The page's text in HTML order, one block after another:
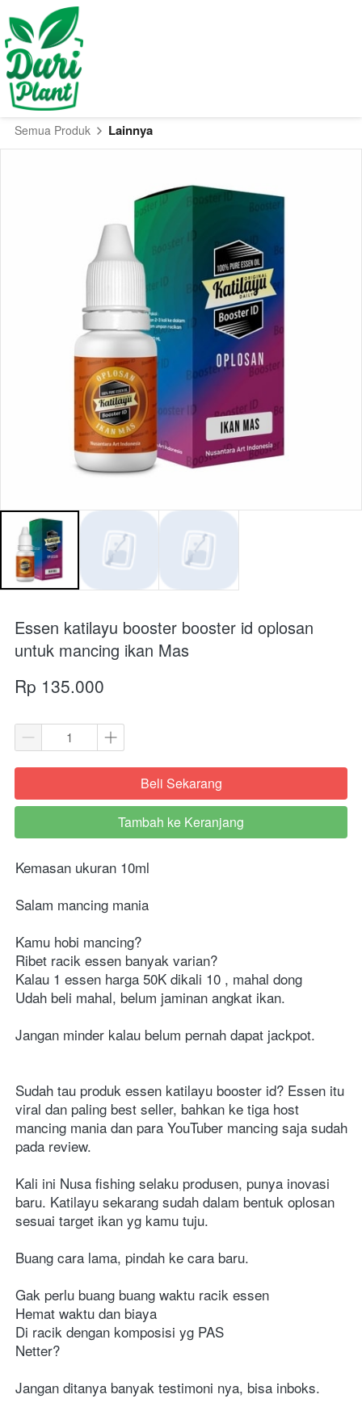
Semua Produk Lainnya
Essen katilayu booster booster id oplosan
untuk mancing ikan Mas
Rp 135.000
`Beli Sekarang
`
Tambah ke Keranjang
Kemasan ukuran 10ml
Salam mancing mania
Kamu hobi mancing?
Ribet racik essen banyak varian?
Kalau 1 essen harga 50K dikali 10 , mahal dong
Udah beli mahal, belum jaminan angkat ikan.
Jangan minder kalau belum pernah dapat jackpot.
Sudah tau produk essen katilayu booster id? Essen itu
viral dan paling best seller, bahkan ke tiga host
mancing mania dan para YouTuber mancing saja sudah
pada review.
Kali ini Nusa fishing selaku produsen, punya inovasi
baru. Katilayu sekarang sudah dalam bentuk oplosan
sesuai target ikan yg kamu tuju.
Buang cara lama, pindah ke cara baru.
Gak perlu buang buang waktu racik essen
Hemat waktu dan biaya
Di racik dengan komposisi yg PAS
Netter?
Jangan ditanya banyak testimoni nya, bisa inboks.